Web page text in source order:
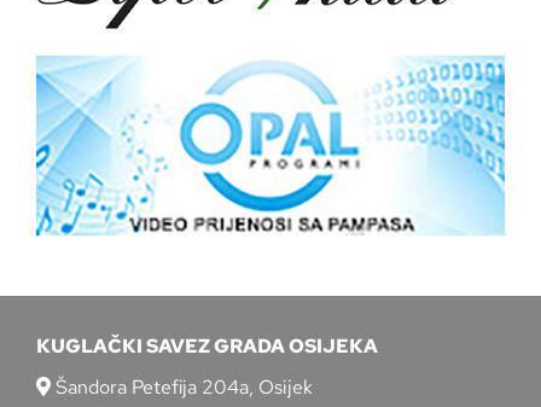
KUGLAČKI SAVEZ GRADA OSIJEKA
Šandora Petefija 204a, Osijek